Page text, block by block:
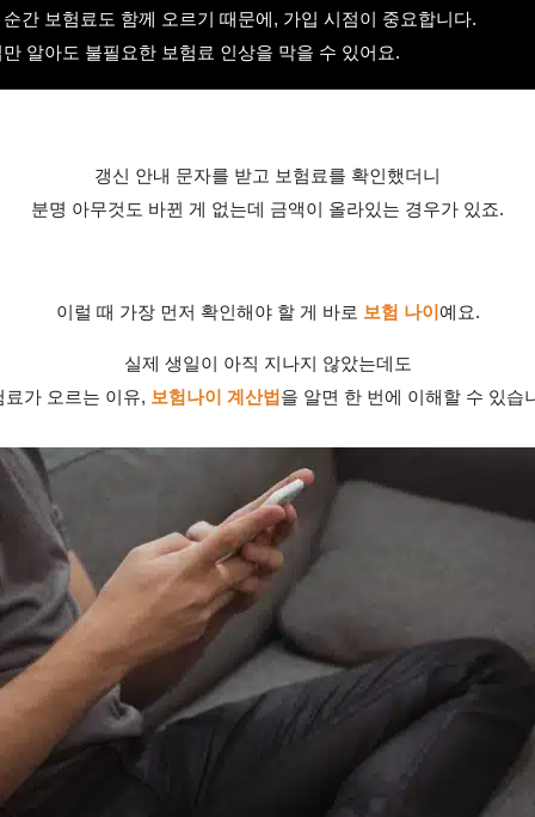
간 보험료도 함께 오르기 때문에, 가입 시점이 중요합니다.
알아도 불필요한 보험료 인상을 막을 수 있어요.
갱신 안내 문자를 받고 보험료를 확인했더니
분명 아무것도 바뀐 게 없는데 금액이 올라있는 경우가 있죠.
이럴 때 가장 먼저 확인해야 할 게 바로 보험 나이예요.
실제 생일이 아직 지나지 않았는데도
료가 오르는 이유, 보험나이 계산법을 알면 한 번에 이해할 수 있습